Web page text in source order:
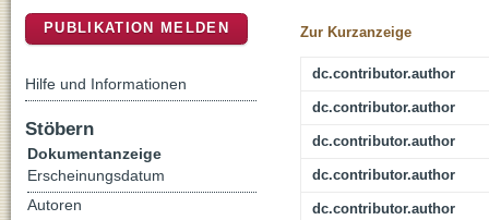
Zur Kurzanzeige
dc.contributor.author
dc.contributor.author
dc.contributor.author
dc.contributor.author
dc.contributor.author
PUBLIKATION MELDEN
Hilfe und Informationen
Stöbern
Dokumentanzeige
Erscheinungsdatum
Autoren